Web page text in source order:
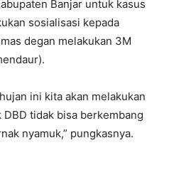
Banjar untuk kasus
sosialisasi kepada
degan melakukan 3M
ini kita akan melakukan
tidak bisa berkembang
nyamuk,” pungkasnya.